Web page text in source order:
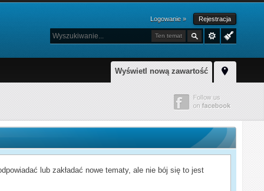
Logowanie » Rejestracja
Ten temat
Wyświetl nową zawartość
lub zakładać nowe tematy, ale nie bój się to jest